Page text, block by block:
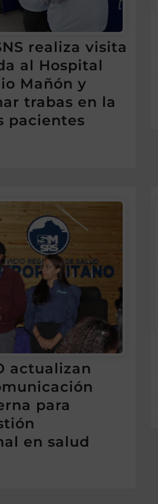
realiza visita
al Hospital
Mañón y
trabas en la
pacientes
actualizan
para
en salud